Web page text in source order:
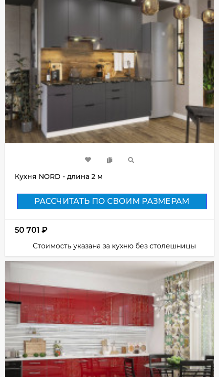
Кухня NORD - длина 2 м
РАССЧИТАТЬ ПО СВОИМ РАЗМЕРАМ
50 701 ₽
Стоимость указана за кухню без столешницы